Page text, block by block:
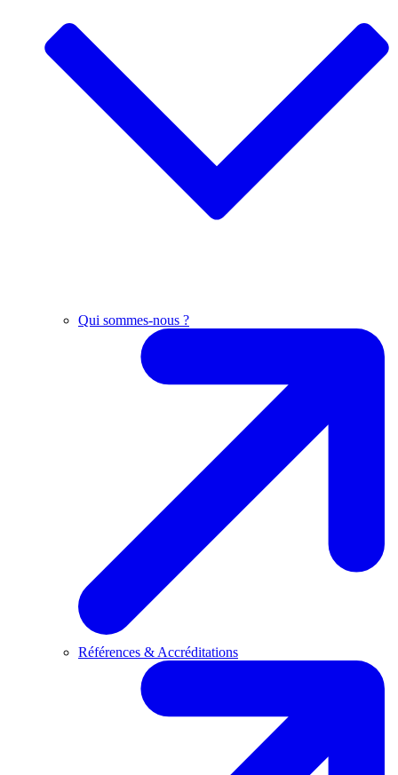
Qui sommes-nous ?
Références & Accréditations